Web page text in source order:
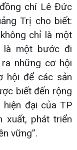
chí Lê Đức
Trị cho biết:
chỉ là một
là một bước đi
những cơ hội
hội để các sản
biết đến rộng
hiện đại của TP
xuất, phát triển
vững”.